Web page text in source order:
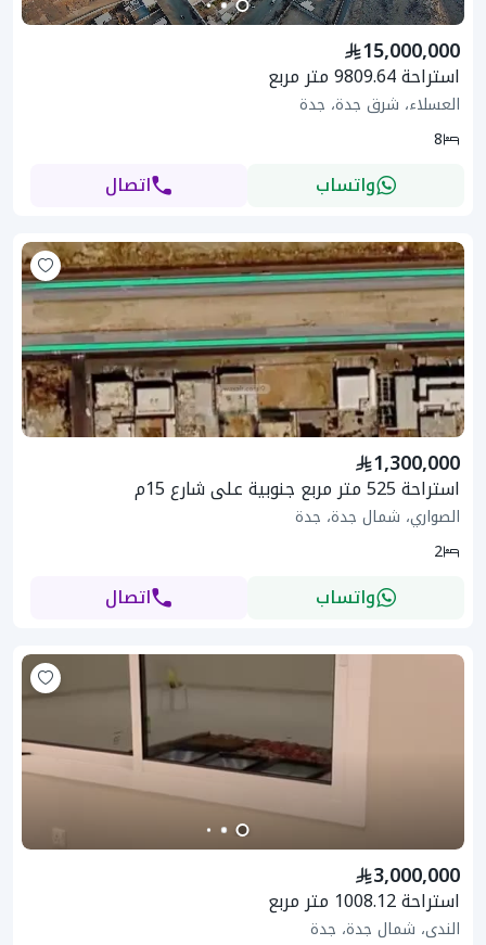
15,000,000
استراحة 9809.64 متر مربع
العسلاء، شرق جدة، جدة
8
واتساب اتصال
1,300,000
استراحة 525 متر مربع جنوبية على شارع 15م
الصواري، شمال جدة، جدة
2
واتساب اتصال
3,000,000
استراحة 1008.12 متر مربع
الندى، شمال جدة، جدة